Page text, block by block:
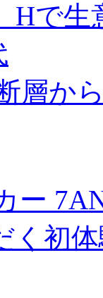
Hで
層か
ー
く初